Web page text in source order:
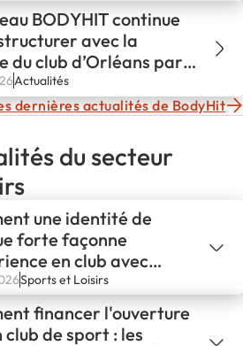
BODYHIT continue
avec la
du club d’Orléans par
Actualités
dernières actualités de BodyHit
du secteur
une identité de
forte façonne
en club avec
Sports et Loisirs
financer l'ouverture
club de sport : les